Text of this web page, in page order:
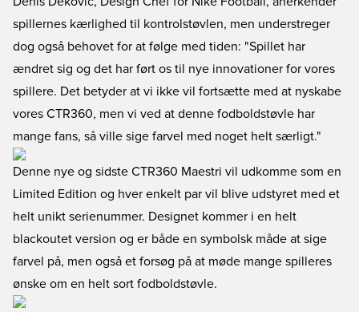
spillernes kærlighed til kontrolstøvlen, men understreger
dog også behovet for at følge med tiden: "Spillet har
ændret sig og det har ført os til nye innovationer for vores
spillere. Det betyder at vi ikke vil fortsætte med at nyskabe
vores CTR360, men vi ved at denne fodboldstøvle har
mange fans, så ville sige farvel med noget helt særligt."
Denne nye og sidste CTR360 Maestri vil udkomme som en
Limited Edition og hver enkelt par vil blive udstyret med et
helt unikt serienummer. Designet kommer i en helt
blackoutet version og er både en symbolsk måde at sige
farvel på, men også et forsøg på at møde mange spilleres
ønske om en helt sort fodboldstøvle.